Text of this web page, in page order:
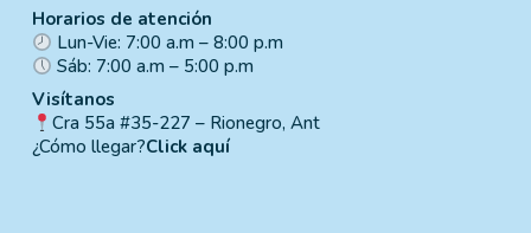
Horarios de atención
Lun-Vie: 7:00 a.m – 8:00 p.m
Sáb: 7:00 a.m – 5:00 p.m
Visítanos
Cra 55a #35-227 – Rionegro, Ant
¿Cómo llegar?Click aquí